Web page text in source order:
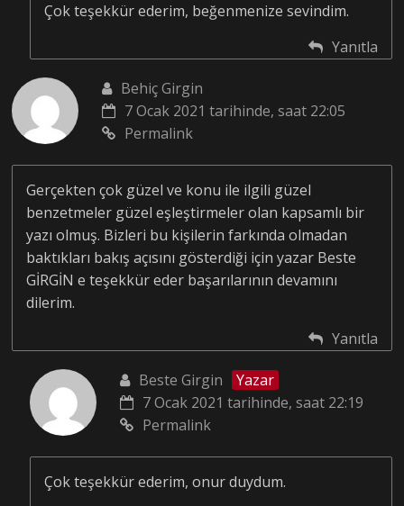
Çok teşekkür ederim, beğenmenize sevindim.
Yanıtla
Behiç Girgin
7 Ocak 2021 tarihinde, saat 22:05
Permalink
Gerçekten çok güzel ve konu ile ilgili güzel
benzetmeler güzel eşleştirmeler olan kapsamlı bir
yazı olmuş. Bizleri bu kişilerin farkında olmadan
baktıkları bakış açısını gösterdiği için yazar Beste
GİRGİN e teşekkür eder başarılarının devamını
dilerim.
Yanıtla
Beste Girgin
Yazar
7 Ocak 2021 tarihinde, saat 22:19
Permalink
Çok teşekkür ederim, onur duydum.